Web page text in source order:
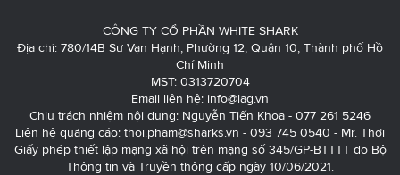
CÔNG TY CỔ PHẦN WHITE SHARK
Địa chỉ: 780/14B Sư Vạn Hạnh, Phường 12, Quận 10, Thành phố Hồ
Chí Minh
MST: 0313720704
Email liên hệ: info@lag.vn
Chịu trách nhiệm nội dung: Nguyễn Tiến Khoa - 077 261 5246
Liên hệ quảng cáo: thoi.pham@sharks.vn - 093 745 0540 - Mr. Thơi
Giấy phép thiết lập mạng xã hội trên mạng số 345/GP-BTTTT do Bộ
Thông tin và Truyền thông cấp ngày 10/06/2021.